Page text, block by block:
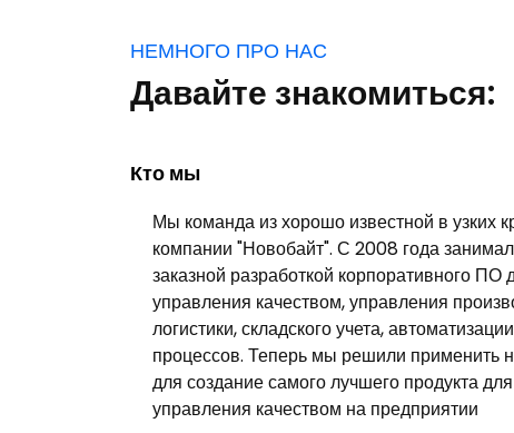
НЕМНОГО ПРО НАС
Давайте знакомиться:
Кто мы
Мы команда из хорошо известной в узких
компании "Новобайт". С 2008 года
заказной разработкой корпоративного ПО
управления качеством, управления
логистики, складского учета,
процессов. Теперь мы решили применить
для создание самого лучшего продукта для
управления качеством на предприятии